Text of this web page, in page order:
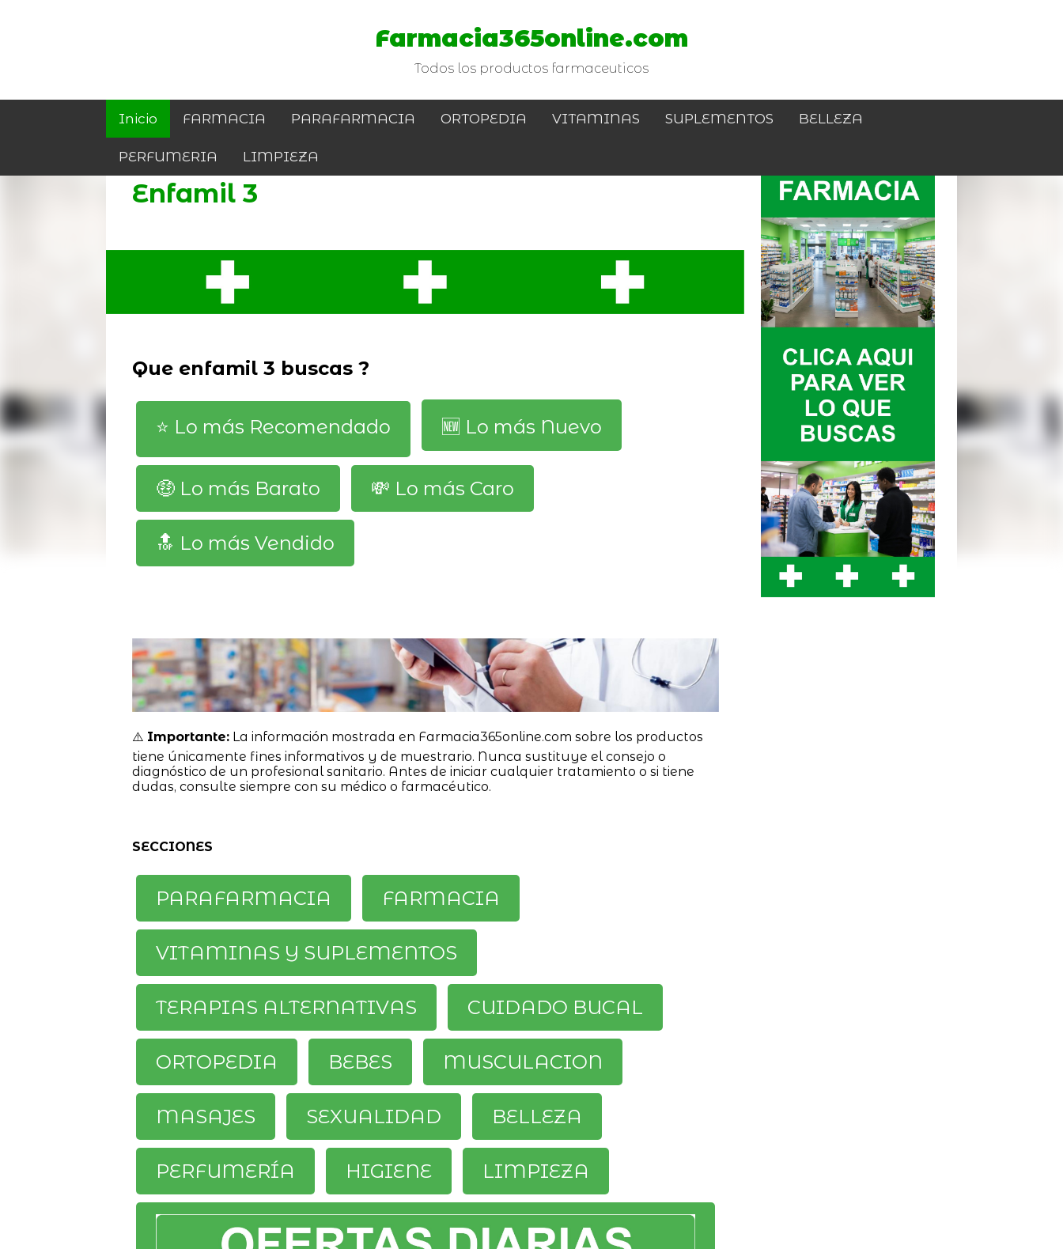
Farmacia365online.com
Todos los productos farmaceuticos
Inicio FARMACIA PARAFARMACIA ORTOPEDIA VITAMINAS SUPLEMENTOS BELLEZA
PERFUMERIA LIMPIEZA
Enfamil 3
Que enfamil 3 buscas ?
⭐️ Lo más Recomendado 🆕️ Lo más Nuevo
🤑 Lo más Barato 💸 Lo más Caro
🔝 Lo más Vendido
⚠️ Importante:La información mostrada en Farmacia365online.com sobre los productos
tiene únicamente fines informativos y de muestrario. Nunca sustituye el consejo o
diagnóstico de un profesional sanitario. Antes de iniciar cualquier tratamiento o si tiene
dudas, consulte siempre con su médico o farmacéutico.
SECCIONES
PARAFARMACIA FARMACIA
VITAMINAS Y SUPLEMENTOS
TERAPIAS ALTERNATIVAS CUIDADO BUCAL
ORTOPEDIA BEBES MUSCULACION
MASAJES SEXUALIDAD BELLEZA
PERFUMERÍA HIGIENE LIMPIEZA